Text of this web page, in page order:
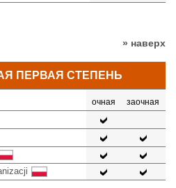
» наверх
ПЕРВАЯ СТЕПЕНЬ
очная заочная